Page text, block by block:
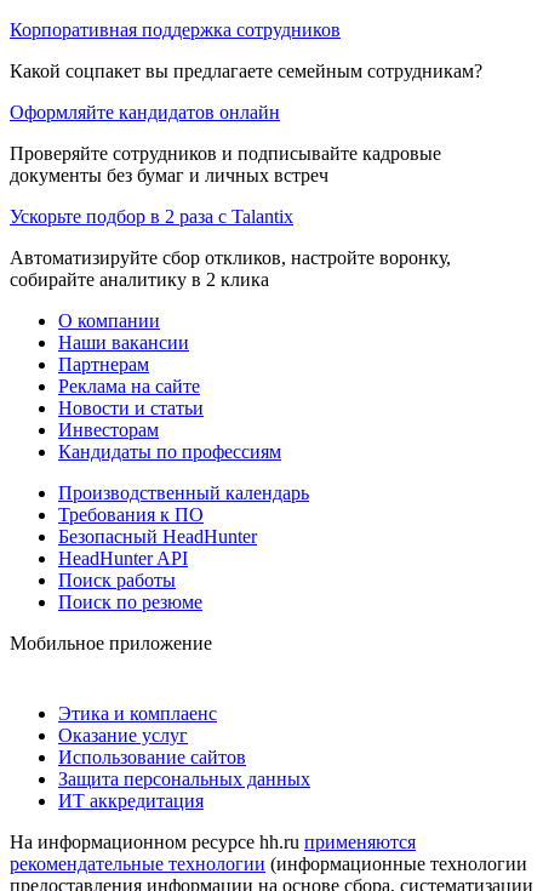
Корпоративная поддержка сотрудников
Какой соцпакет вы предлагаете семейным сотрудникам?
Оформляйте кандидатов онлайн
Проверяйте сотрудников и подписывайте кадровые
документы без бумаг и личных встреч
Ускорьте подбор в 2 раза с Talantix
Автоматизируйте сбор откликов, настройте воронку,
собирайте аналитику в 2 клика
О компании
Наши вакансии
Партнерам
Реклама на сайте
Новости и статьи
Инвесторам
Кандидаты по профессиям
Производственный календарь
Требования к ПО
Безопасный HeadHunter
HeadHunter API
Поиск работы
Поиск по резюме
Мобильное приложение
Этика и комплаенс
Оказание услуг
Использование сайтов
Защита персональных данных
ИТ аккредитация
На информационном ресурсе hh.ru применяются
рекомендательные технологии (информационные технологии
предоставления информации на основе сбора, систематизации